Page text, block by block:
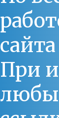
сайта
При